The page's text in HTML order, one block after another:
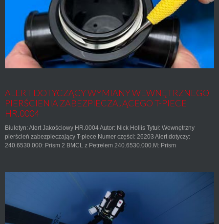
ALERT DOTYCZĄCY WYMIANY WEWNĘTRZNEGO
PIERŚCIENIA ZABEZPIECZAJĄCEGO T-PIECE
HR.0004
Biuletyn: Alert Jakościowy HR.0004 Autor: Nick Hollis Tytuł: Wewnętrzny
pierścień zabezpieczający T-piece Numer części: 26203 Alert dotyczy:
240.6530.000: Prism 2 BMCL z Petrelem 240.6530.000.M: Prism